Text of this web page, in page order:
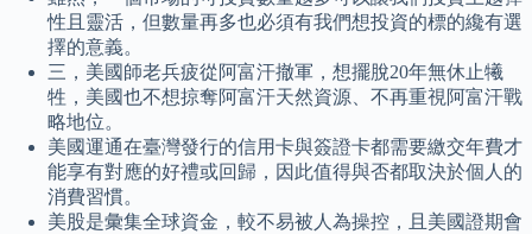
性且靈活，但數量再多也必須有我們想投資的標的纔有選
擇的意義。
三，美國師老兵疲從阿富汗撤軍，想擺脫20年無休止犧
牲，美國也不想掠奪阿富汗天然資源、不再重視阿富汗戰
略地位。
美國運通在臺灣發行的信用卡與簽證卡都需要繳交年費才
能享有對應的好禮或回歸，因此值得與否都取決於個人的
消費習慣。
美股是彙集全球資金，較不易被人為操控，且美國證期會